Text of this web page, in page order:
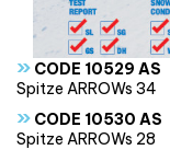
» CODE 10529 AS
Spitze ARROWs 34
» CODE 10530 AS
Spitze ARROWs 28